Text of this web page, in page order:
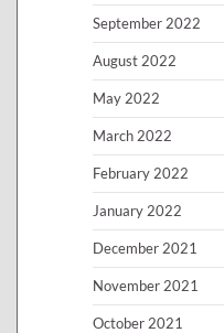
September 2022
August 2022
May 2022
March 2022
February 2022
January 2022
December 2021
November 2021
October 2021